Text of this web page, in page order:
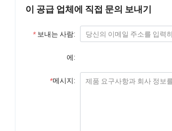
이 공급 업체에 직접 문의 보내기
* 보내는 사람:
에:
*메시지: